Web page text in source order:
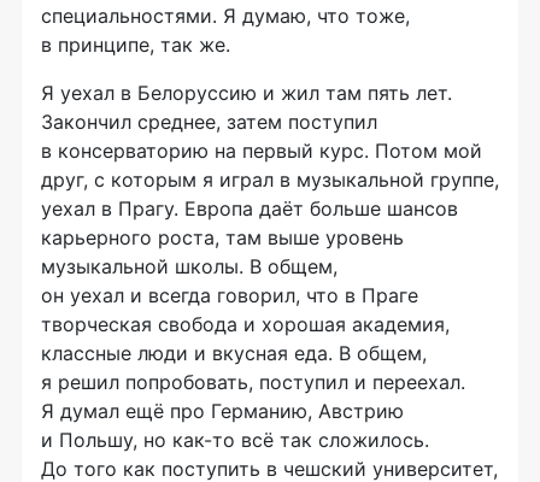
специальностями. Я думаю, что тоже,
в принципе, так же.
Я уехал в Белоруссию и жил там пять лет.
Закончил среднее, затем поступил
в консерваторию на первый курс. Потом мой
друг, с которым я играл в музыкальной группе,
уехал в Прагу. Европа даёт больше шансов
карьерного роста, там выше уровень
музыкальной школы. В общем,
он уехал и всегда говорил, что в Праге
творческая свобода и хорошая академия,
классные люди и вкусная еда. В общем,
я решил попробовать, поступил и переехал.
Я думал ещё про Германию, Австрию
и Польшу, но как-то всё так сложилось.
До того как поступить в чешский университет,